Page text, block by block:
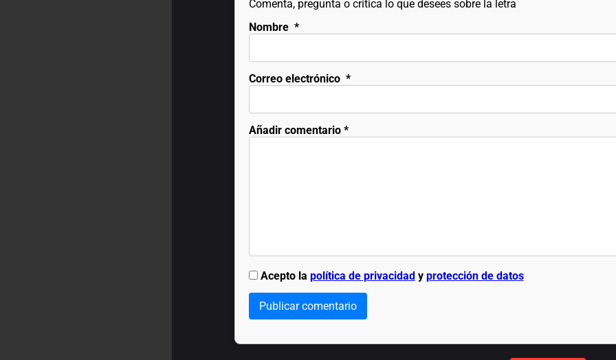
Comenta, pregunta o critica lo que desees sobre la letra
Nombre *
Correo electrónico *
Añadir comentario*
Acepto la política de privacidady protección de datos
Publicar comentario